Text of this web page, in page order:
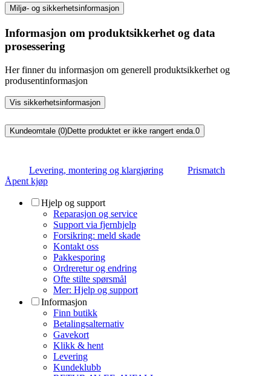
Miljø- og sikkerhetsinformasjon
Informasjon om produktsikkerhet og data
prosessering
Her finner du informasjon om generell produktsikkerhet og
produsentinformasjon
Vis sikkerhetsinformasjon
Kundeomtale (0)Dette produktet er ikke rangert enda. 0
Levering, montering og klargjøring
Prismatch
Åpent kjøp
Hjelp og support
Reparasjon og service
Support via fjernhjelp
Forsikring: meld skade
Kontakt oss
Pakkesporing
Ordreretur og endring
Ofte stilte spørsmål
Mer: Hjelp og support
Informasjon
Finn butikk
Betalingsalternativ
Gavekort
Klikk & hent
Levering
Kundeklubb